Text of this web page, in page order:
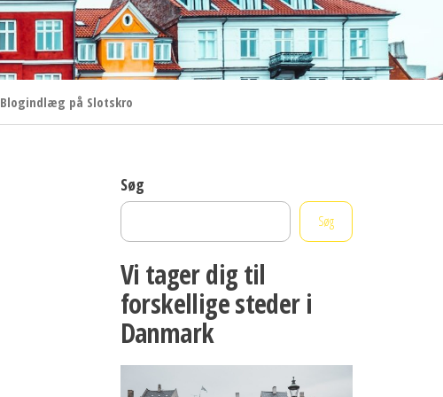
Blogindlæg på Slotskro
Søg
Søg
Vi tager dig til
forskellige steder i
Danmark